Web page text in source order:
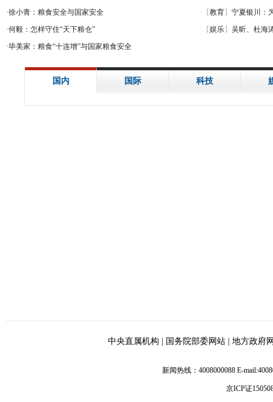
·徐小青：粮食安全与国家安全
·何毅：怎样守住“天下粮仓”
·毕美家：粮食“十连增”与国家粮食安全